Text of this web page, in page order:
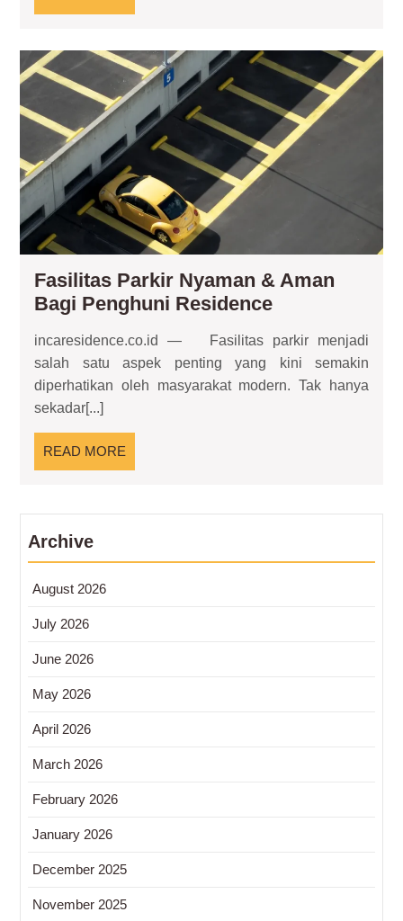
MORE
Fasilitas Parkir Nyaman & Aman
Bagi Penghuni ResidenceFasilitas
Nyaman
&
Aman
incaresidence.co.id — Fasilitas parkir menjadi
salah satu aspek penting yang kini semakin
diperhatikan oleh masyarakat modern. Tak hanya
sekadar[...]
READ MORE
MORE
Archive
August 2026
July 2026
June 2026
May 2026
April 2026
March 2026
February 2026
January 2026
December 2025
November 2025